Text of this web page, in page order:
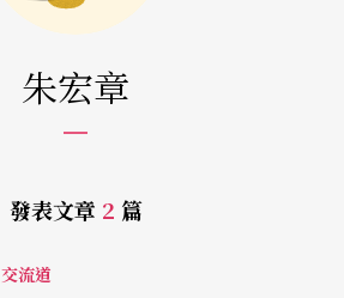
朱宏章
發表文章 2 篇
交流道